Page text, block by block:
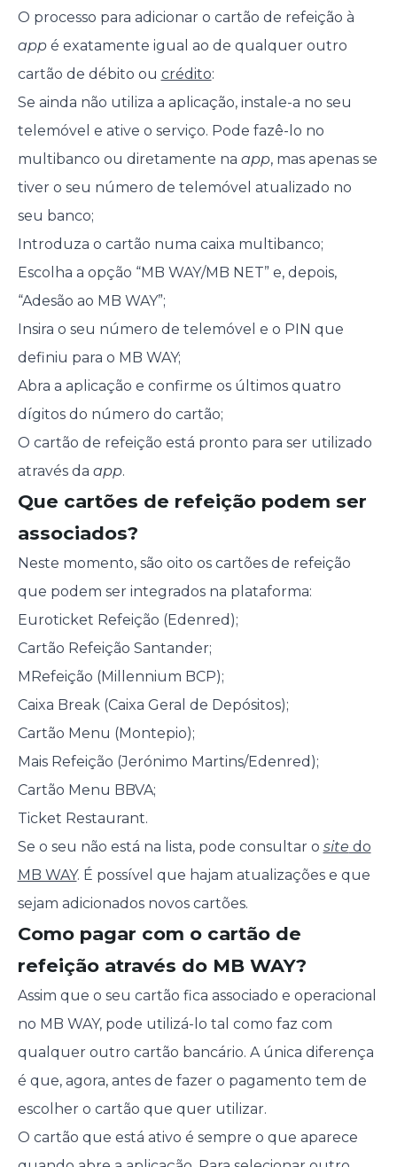
O processo para adicionar o cartão de refeição à
appé exatamente igual ao de qualquer outro
cartão de débito ou crédito:
Se ainda não utiliza a aplicação, instale-a no seu
telemóvel e ative o serviço. Pode fazê-lo no
multibanco ou diretamente na app, mas apenas se
tiver o seu número de telemóvel atualizado no
seu banco;
Introduza o cartão numa caixa multibanco;
Escolha a opção “MB WAY/MB NET” e, depois,
“Adesão ao MB WAY”;
Insira o seu número de telemóvel e o PIN que
definiu para o MB WAY;
Abra a aplicação e confirme os últimos quatro
dígitos do número do cartão;
O cartão de refeição está pronto para ser utilizado
através da app.
Que cartões de refeição podem ser
associados?
Neste momento, são oito os cartões de refeição
que podem ser integrados na plataforma:
Euroticket Refeição (Edenred);
Cartão Refeição Santander;
MRefeição (Millennium BCP);
Caixa Break (Caixa Geral de Depósitos);
Cartão Menu (Montepio);
Mais Refeição (Jerónimo Martins/Edenred);
Cartão Menu BBVA;
Ticket Restaurant.
Se o seu não está na lista, pode consultar o site do
MB WAY. É possível que hajam atualizações e que
sejam adicionados novos cartões.
Como pagar com o cartão de
refeição através do MB WAY?
Assim que o seu cartão fica associado e operacional
no MB WAY, pode utilizá-lo tal como faz com
qualquer outro cartão bancário. A única diferença
é que, agora, antes de fazer o pagamento tem de
escolher o cartão que quer utilizar.
O cartão que está ativo é sempre o que aparece